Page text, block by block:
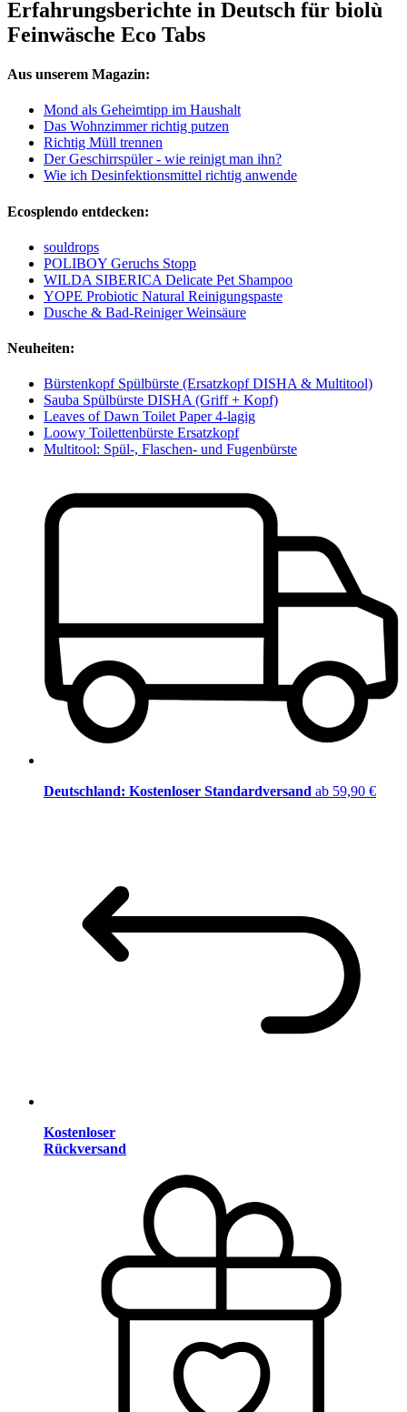
Erfahrungsberichte in Deutsch für biolù
Feinwäsche Eco Tabs
Aus unserem Magazin:
Mond als Geheimtipp im Haushalt
Das Wohnzimmer richtig putzen
Richtig Müll trennen
Der Geschirrspüler - wie reinigt man ihn?
Wie ich Desinfektionsmittel richtig anwende
Ecosplendo entdecken:
souldrops
POLIBOY Geruchs Stopp
WILDA SIBERICA Delicate Pet Shampoo
YOPE Probiotic Natural Reinigungspaste
Dusche & Bad-Reiniger Weinsäure
Neuheiten:
Bürstenkopf Spülbürste (Ersatzkopf DISHA & Multitool)
Sauba Spülbürste DISHA (Griff + Kopf)
Leaves of Dawn Toilet Paper 4-lagig
Loowy Toilettenbürste Ersatzkopf
Multitool: Spül-, Flaschen- und Fugenbürste
Deutschland: Kostenloser Standardversand ab 59,90 €
Kostenloser
Rückversand